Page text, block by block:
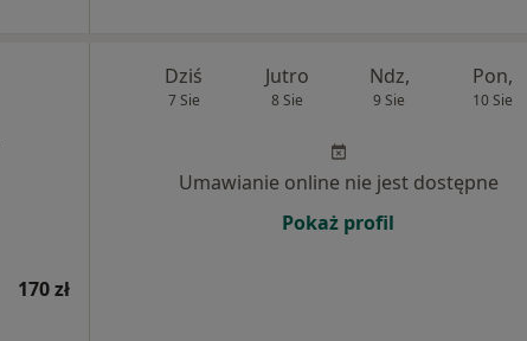
170 zł
Dziś
7 Sie
Jutro
8 Sie
Ndz,
9 Sie
Pon,
10 Sie
Umawianie online nie jest dostępne
Pokaż profil